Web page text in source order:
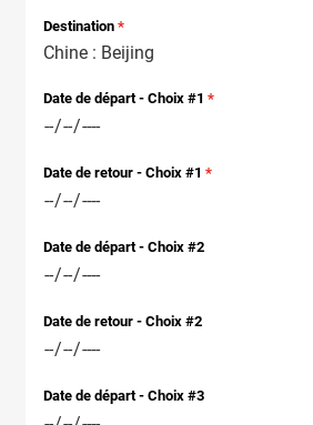
Destination
Date de départ - Choix #1
Date de retour - Choix #1
Date de départ - Choix #2
Date de retour - Choix #2
Date de départ - Choix #3